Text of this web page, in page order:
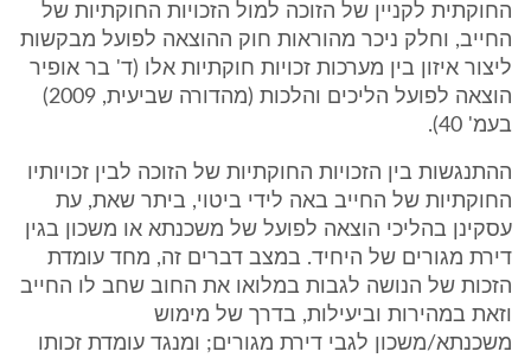
החוקתית לקניין של הזוכה למול הזכויות החוקתיות של
החייב, וחלק ניכר מהוראות חוק ההוצאה לפועל מבקשות
ליצור איזון בין מערכות זכויות חוקתיות אלו (ד' בר אופיר
הוצאה לפועל הליכים והלכות (מהדורה שביעית, 2009)
בעמ' 40).
ההתנגשות בין הזכויות החוקתיות של הזוכה לבין זכויותיו
החוקתיות של החייב באה לידי ביטוי, ביתר שאת, עת
עסקינן בהליכי הוצאה לפועל של משכנתא או משכון בגין
דירת מגורים של היחיד. במצב דברים זה, מחד עומדת
הזכות של הנושה לגבות במלואו את החוב שחב לו החייב
וזאת במהירות וביעילות, בדרך של מימוש
משכנתא/משכון לגבי דירת מגורים; ומנגד עומדת זכותו